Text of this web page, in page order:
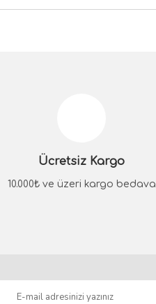
Ücretsiz Kargo
10.000₺ ve üzeri kargo bedava